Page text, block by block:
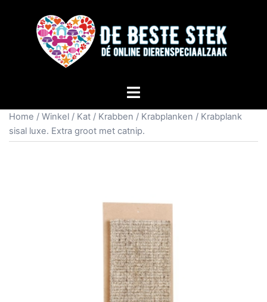
Home / Winkel / Kat / Krabben / Krabplanken / Krabplank
sisal luxe. Extra groot met catnip.